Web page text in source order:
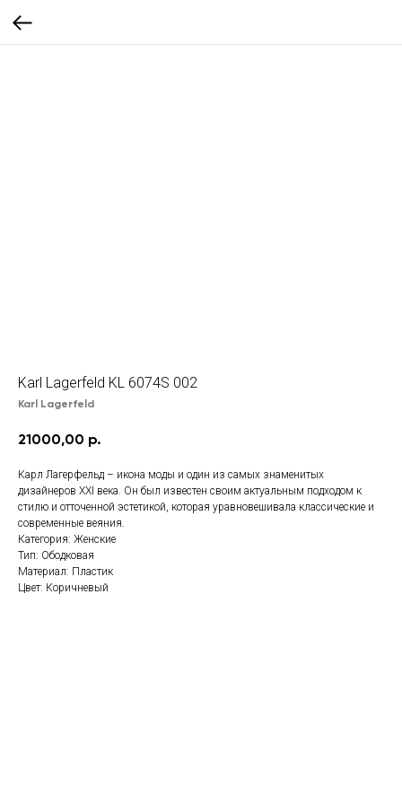
Karl Lagerfeld KL 6074S 002
Karl Lagerfeld
21000,00 р.
Карл Лагерфельд – икона моды и один из самых знаменитых
дизайнеров XXI века. Он был известен своим актуальным подходом к
стилю и отточенной эстетикой, которая уравновешивала классические и
современные веяния.
Категория: Женские
Тип: Ободковая
Материал: Пластик
Цвет: Коричневый